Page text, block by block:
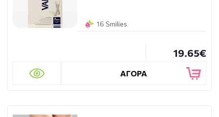
16 Smilies
19.65€
ΑΓΟΡΑ